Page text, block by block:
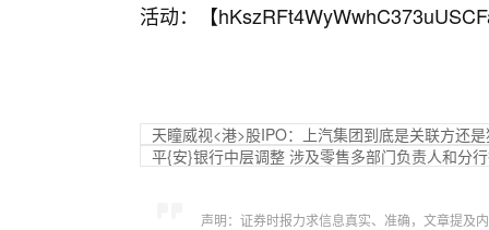
活动：【
天瞳威视<港>股IPO：上汽集团到底是关联方还
平{安}银行中层调整 涉及零售多部门负责人和分
声明：证券时报力求信息真实、准确，文章提及